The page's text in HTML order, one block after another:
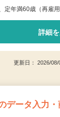
定年満60歳（再雇用
詳細
更新日： 2026/
データ入力